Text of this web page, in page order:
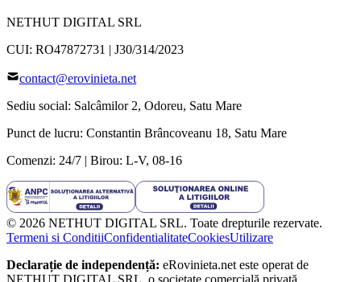
NETHUT DIGITAL SRL
CUI: RO47872731 | J30/314/2023
contact@erovinieta.net
Sediu social: Salcâmilor 2, Odoreu, Satu Mare
Punct de lucru: Constantin Brâncoveanu 18, Satu Mare
Comenzi: 24/7 | Birou: L-V, 08-16
© 2026 NETHUT DIGITAL SRL. Toate drepturile rezervate.
Termeni si ConditiiConfidentialitateCookiesUtilizare
Declarație de independență: eRovinieta.net este operat de
NETHUT DIGITAL SRL , o societate comercială privată